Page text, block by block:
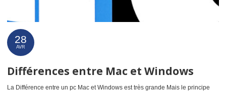
28
AVR
Différences entre Mac et Windows
La Différence entre un pc Mac et Windows est très grande Mais le principe